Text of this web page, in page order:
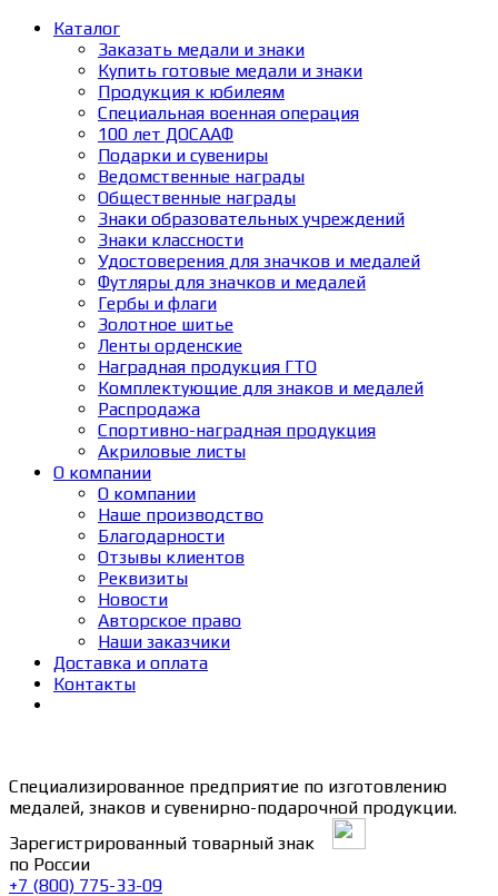
Каталог
Заказать медали и знаки
Купить готовые медали и знаки
Продукция к юбилеям
Специальная военная операция
100 лет ДОСААФ
Подарки и сувениры
Ведомственные награды
Общественные награды
Знаки образовательных учреждений
Знаки классности
Удостоверения для значков и медалей
Футляры для значков и медалей
Гербы и флаги
Золотное шитье
Ленты орденские
Наградная продукция ГТО
Комплектующие для знаков и медалей
Распродажа
Спортивно-наградная продукция
Акриловые листы
О компании
О компании
Наше производство
Благодарности
Отзывы клиентов
Реквизиты
Новости
Авторское право
Наши заказчики
Доставка и оплата
Контакты
Специализированное предприятие по изготовлению
медалей, знаков и сувенирно-подарочной продукции.
Зарегистрированный товарный знак
по России
+7 (800) 775-33-09